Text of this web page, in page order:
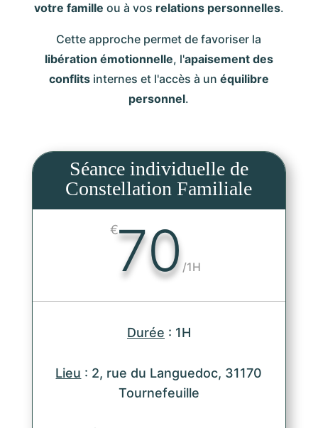
votre famille ou à vos relations personnelles.
Cette approche permet de favoriser la
libération émotionnelle, l'apaisement des
conflitsinternes et l'accès à un équilibre
personnel.
Séance individuelle de
Constellation Familiale
€70/1H
Durée : 1H
Lieu : 2, rue du Languedoc, 31170
Tournefeuille